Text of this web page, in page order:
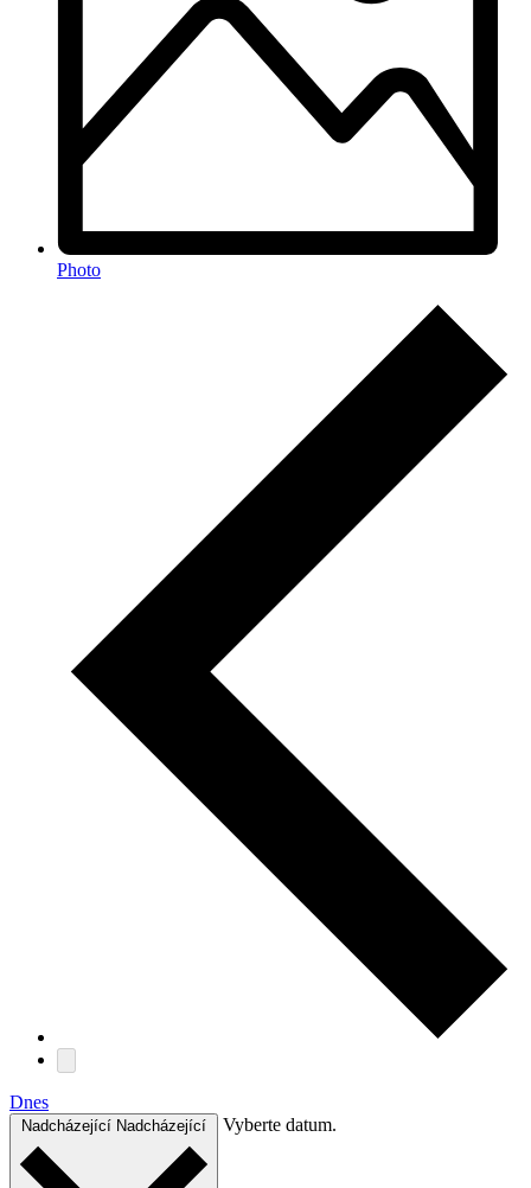
Photo
Dnes
Nadcházející Nadcházející Vyberte datum.